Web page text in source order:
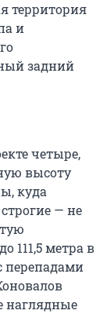
территория
и
задний
четыре,
высоту
куда
— не
111,5 метра в
перепадами
наглядные